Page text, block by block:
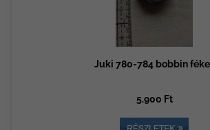
Juki 780-784 bobbin
5.900 Ft